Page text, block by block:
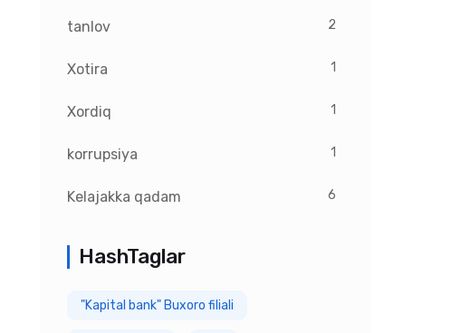
tanlov 2
Xotira 1
Xordiq 1
korrupsiya 1
Kelajakka qadam 6
HashTaglar
"Kapital bank" Buxoro filiali